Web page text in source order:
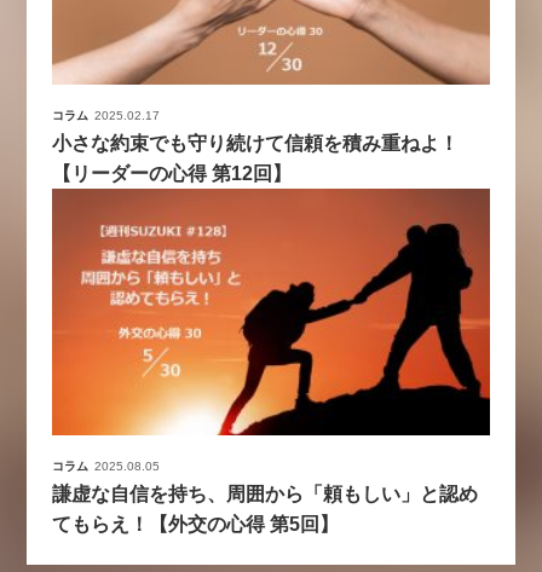
コラム 2025.02.17
小さな約束でも守り続けて信頼を積み重ねよ！
【リーダーの心得 第12回】
コラム 2025.08.05
謙虚な自信を持ち、周囲から「頼もしい」と認め
てもらえ！【外交の心得 第5回】